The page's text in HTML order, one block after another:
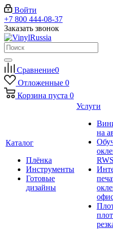
Войти
+7 800 444-08-37
Заказать звонок
Сравнение0
Отложенные 0
Корзина пуста 0
Каталог
Плёнка
Инструменты
Готовые
дизайны
Услуги
на
RWS